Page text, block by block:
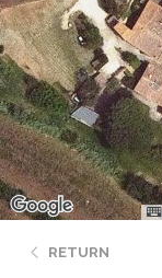
RETURN